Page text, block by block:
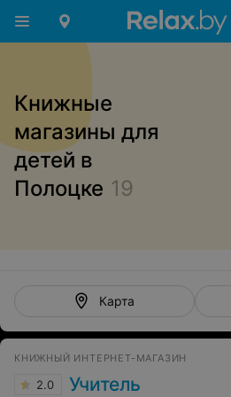
Книжные
магазины для
детей в
Полоцке 19
Карта
КНИЖНЫЙ ИНТЕРНЕТ-МАГАЗИН
2.0 Учитель